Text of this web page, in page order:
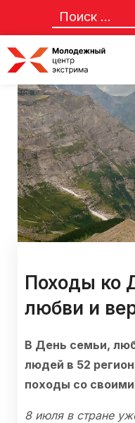
Походы ко
любви и
В День семьи,
людей в 52
походы со
8 июля в стране